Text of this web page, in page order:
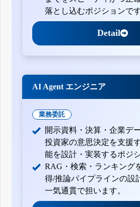
落とし込むポジションです
Detail
AI Agent エンジニア
業務委託
開示資料・決算・企業デ
投資家の意思決定を支援
能を設計・実装するポジ
RAG・検索・ランキング
得/推論パイプラインの設
一気通貫で担います。